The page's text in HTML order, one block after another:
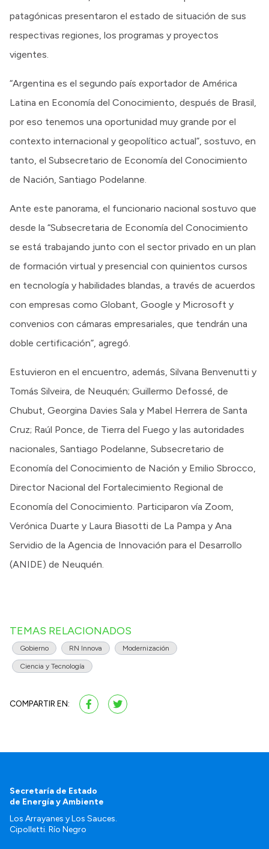
patagónicas presentaron el estado de situación de sus
respectivas regiones, los programas y proyectos
vigentes.
“Argentina es el segundo país exportador de América
Latina en Economía del Conocimiento, después de Brasil,
por eso tenemos una oportunidad muy grande por el
contexto internacional y geopolítico actual”, sostuvo, en
tanto, el Subsecretario de Economía del Conocimiento
de Nación, Santiago Podelanne.
Ante este panorama, el funcionario nacional sostuvo que
desde la “Subsecretaria de Economía del Conocimiento
se está trabajando junto con el sector privado en un plan
de formación virtual y presencial con quinientos cursos
en tecnología y habilidades blandas, a través de acuerdos
con empresas como Globant, Google y Microsoft y
convenios con cámaras empresariales, que tendrán una
doble certificación”, agregó.
Estuvieron en el encuentro, además, Silvana Benvenutti y
Tomás Silveira, de Neuquén; Guillermo Defossé, de
Chubut, Georgina Davies Sala y Mabel Herrera de Santa
Cruz; Raúl Ponce, de Tierra del Fuego y las autoridades
nacionales, Santiago Podelanne, Subsecretario de
Economía del Conocimiento de Nación y Emilio Sbrocco,
Director Nacional del Fortalecimiento Regional de
Economía del Conocimiento. Participaron vía Zoom,
Verónica Duarte y Laura Biasotti de La Pampa y Ana
Servidio de la Agencia de Innovación para el Desarrollo
(ANIDE) de Neuquén.
TEMAS RELACIONADOS
Gobierno RN Innova Modernización
Ciencia y Tecnología
COMPARTIR EN:
Secretaría de Estado
de Energía y Ambiente
Los Arrayanes y Los Sauces.
Cipolletti. Río Negro